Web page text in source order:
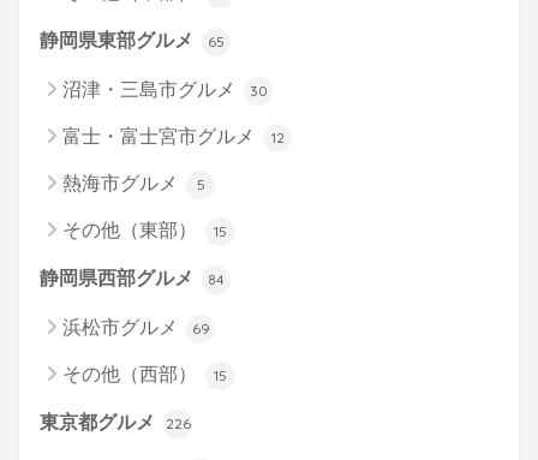
静岡県東部グルメ 65
沼津・三島市グルメ 30
富士・富士宮市グルメ 12
熱海市グルメ 5
その他（東部） 15
静岡県西部グルメ 84
浜松市グルメ 69
その他（西部） 15
東京都グルメ 226